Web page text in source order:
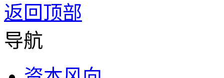
返回顶部
导航